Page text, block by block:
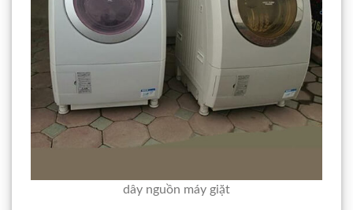
dây nguồn máy giặt